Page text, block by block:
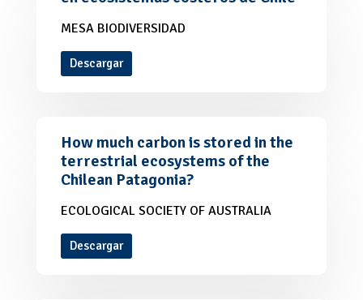
MESA BIODIVERSIDAD
Descargar
How much carbon is stored in the
terrestrial ecosystems of the
Chilean Patagonia?
ECOLOGICAL SOCIETY OF AUSTRALIA
Descargar